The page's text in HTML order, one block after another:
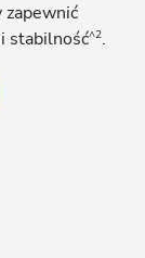
zapewnić
stabilność^2.